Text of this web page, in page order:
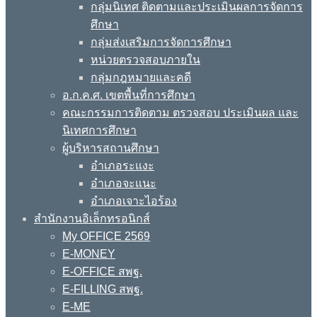
กลุ่มนิเทศ ติดตามและประเมินผลการจัดการ
ศึกษา
กลุ่มส่งเสริมการจัดการศึกษา
หน่วยตรวจสอบภายใน
กลุ่มกฎหมายและคดี
อ.ก.ค.ศ. เขตพื้นที่การศึกษา
คณะกรรมการติดตาม ตรวจสอบ ประเมินผล และ
นิเทศการศึกษา
ผู้บริหารสถานศึกษา
อำเภอระแงะ
อำเภอจะแนะ
อำเภอเจาะไอร้อง
สำนักงานอิเล็กทรอนิกส์
My OFFICE 2569
E-MONEY
E-OFFICE สพฐ.
E-FILLING สพฐ.
E-ME